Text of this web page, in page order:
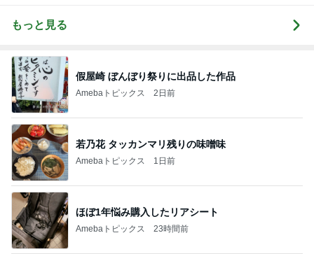
もっと見る
假屋崎 ぼんぼり祭りに出品した作品
Amebaトピックス 2日前
若乃花 タッカンマリ残りの味噌味
Amebaトピックス 1日前
ほぼ1年悩み購入したリアシート
Amebaトピックス 23時間前